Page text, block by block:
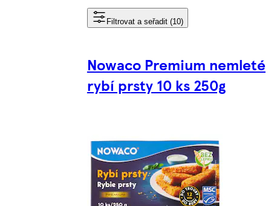
Filtrovat a seřadit (10)
Nowaco Premium nemleté
rybí prsty 10 ks 250g